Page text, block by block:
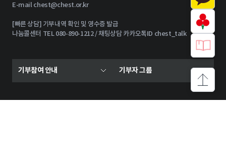
상단으
E-mailchest@chest.or.kr
[빠른 상담] 기부내역 확인 및 영수증 발급
나눔콜센터 TEL 080-890-1212 / 채팅상담 카카오톡ID chest_talk
기부참여 안내 기부자 그룹